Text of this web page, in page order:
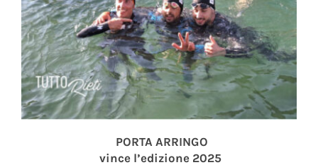
PORTA ARRINGO
vince l’edizione 2025